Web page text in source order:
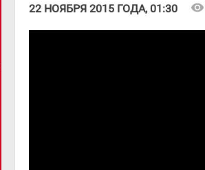
22 НОЯБРЯ 2015 ГОДА, 01:30 visibility